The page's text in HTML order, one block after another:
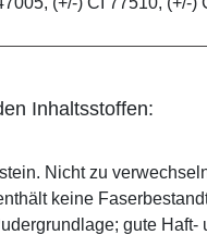
Inhaltsstoffen:
Nicht zu
keine
gute Haft-